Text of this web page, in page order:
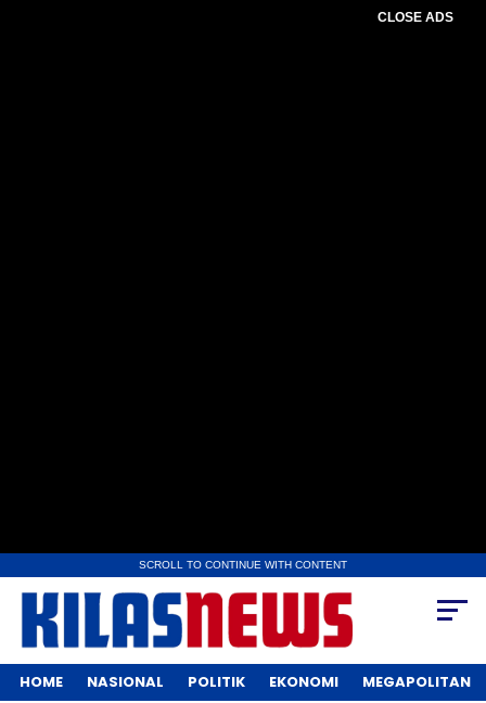
CLOSE ADS
SCROLL TO CONTINUE WITH CONTENT
HOME NASIONAL POLITIK EKONOMI MEGAPOLITAN